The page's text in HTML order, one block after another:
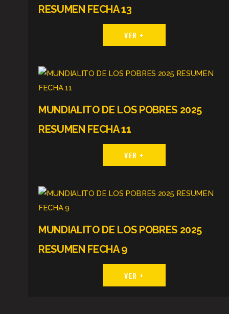
RESUMEN FECHA 13
VER +
MUNDIALITO DE LOS POBRES 2025
RESUMEN FECHA 11
VER +
MUNDIALITO DE LOS POBRES 2025
RESUMEN FECHA 9
VER +